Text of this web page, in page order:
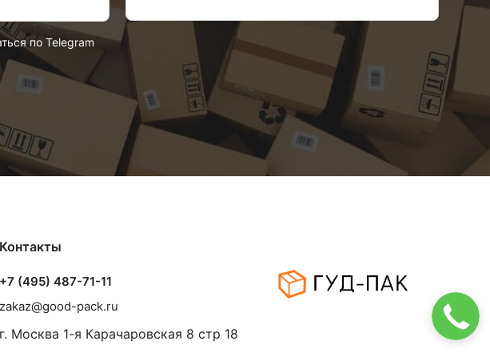
по Telegram
Контакты
+7 (495) 487-71-11
zakaz@good-pack.ru
г. Москва 1-я Карачаровская 8 стр 18